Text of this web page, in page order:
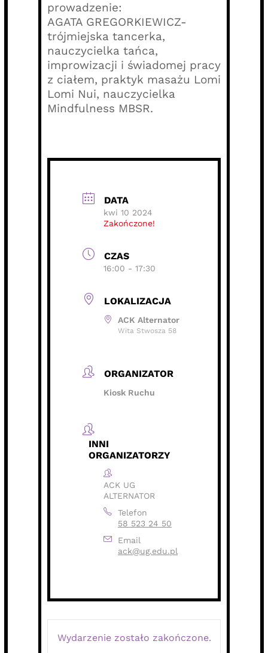
prowadzenie:
AGATA GREGORKIEWICZ-
trójmiejska tancerka,
nauczycielka tańca,
improwizacji i świadomej pracy
z ciałem, praktyk masażu Lomi
Lomi Nui, nauczycielka
Mindfulness MBSR.
DATA
kwi 10 2024
Zakończone!
CZAS
16:00 - 17:30
LOKALIZACJA
ACK Alternator
Wita Stwosza 58
ORGANIZATOR
Kiosk Ruchu
INNI
ORGANIZATORZY
ACK UG
ALTERNATOR
Telefon
58 523 24 50
Email
ack@ug.edu.pl
Wydarzenie zostało zakończone.